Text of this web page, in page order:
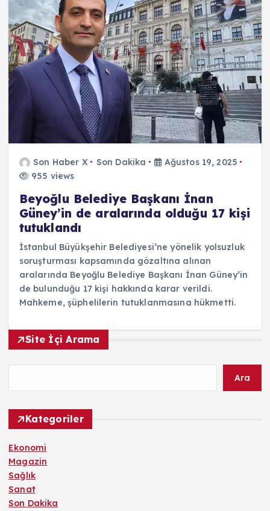
Son Haber X Son Dakika
Ağustos 19, 2025
955 views
Beyoğlu Belediye Başkanı İnan
Güney’in de aralarında olduğu 17 kişi
tutuklandı
İstanbul Büyükşehir Belediyesi’ne yönelik yolsuzluk
soruşturması kapsamında gözaltına alınan
aralarında Beyoğlu Belediye Başkanı İnan Güney’in
de bulunduğu 17 kişi hakkında karar verildi.
Mahkeme, şüphelilerin tutuklanmasına hükmetti.
Site İçi Arama
Ara
Kategoriler
Ekonomi
Magazin
Sağlık
Sanat
Son Dakika